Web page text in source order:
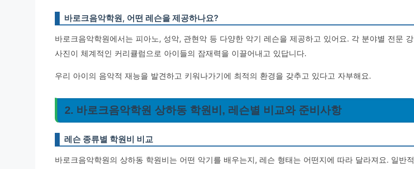
바로크음악학원, 어떤 레슨을 제공하나요?
바로크음악학원에서는 피아노, 성악, 관현악 등 다양한 악기 레슨을 제공하고 있어요. 각 분야별 전문 강
사진이 체계적인 커리큘럼으로 아이들의 잠재력을 이끌어내고 있답니다.
우리 아이의 음악적 재능을 발견하고 키워나가기에 최적의 환경을 갖추고 있다고 자부해요.
2. 바로크음악학원 상하동 학원비, 레슨별 비교와 준비사항
레슨 종류별 학원비 비교
바로크음악학원의 상하동 학원비는 어떤 악기를 배우는지, 레슨 형태는 어떤지에 따라 달라져요. 일반적